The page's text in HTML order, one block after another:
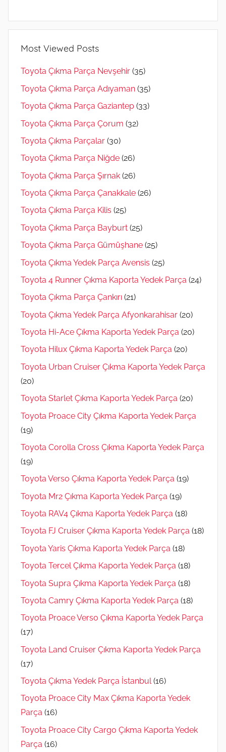
Most Viewed Posts
Toyota Çıkma Parça Nevşehir (35)
Toyota Çıkma Parça Adıyaman (35)
Toyota Çıkma Parça Gaziantep (33)
Toyota Çıkma Parça Çorum (32)
Toyota Çıkma Parçalar (30)
Toyota Çıkma Parça Niğde (26)
Toyota Çıkma Parça Şırnak (26)
Toyota Çıkma Parça Çanakkale (26)
Toyota Çıkma Parça Kilis (25)
Toyota Çıkma Parça Bayburt (25)
Toyota Çıkma Parça Gümüşhane (25)
Toyota Çıkma Yedek Parça Avensis (25)
Toyota 4 Runner Çıkma Kaporta Yedek Parça (24)
Toyota Çıkma Parça Çankırı (21)
Toyota Çıkma Yedek Parça Afyonkarahisar (20)
Toyota Hi-Ace Çıkma Kaporta Yedek Parça (20)
Toyota Hilux Çıkma Kaporta Yedek Parça (20)
Toyota Urban Cruiser Çıkma Kaporta Yedek Parça
(20)
Toyota Starlet Çıkma Kaporta Yedek Parça (20)
Toyota Proace City Çıkma Kaporta Yedek Parça
(19)
Toyota Corolla Cross Çıkma Kaporta Yedek Parça
(19)
Toyota Verso Çıkma Kaporta Yedek Parça (19)
Toyota Mr2 Çıkma Kaporta Yedek Parça (19)
Toyota RAV4 Çıkma Kaporta Yedek Parça (18)
Toyota FJ Cruiser Çıkma Kaporta Yedek Parça (18)
Toyota Yaris Çıkma Kaporta Yedek Parça (18)
Toyota Tercel Çıkma Kaporta Yedek Parça (18)
Toyota Supra Çıkma Kaporta Yedek Parça (18)
Toyota Camry Çıkma Kaporta Yedek Parça (18)
Toyota Proace Verso Çıkma Kaporta Yedek Parça
(17)
Toyota Land Cruiser Çıkma Kaporta Yedek Parça
(17)
Toyota Çıkma Yedek Parça İstanbul (16)
Toyota Proace City Max Çıkma Kaporta Yedek
Parça (16)
Toyota Proace City Cargo Çıkma Kaporta Yedek
Parça (16)